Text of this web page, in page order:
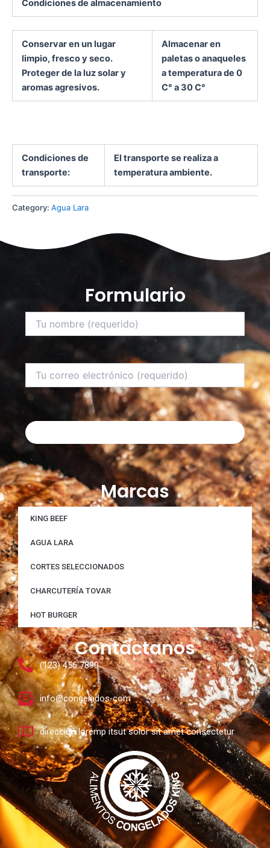
Condiciones de almacenamiento
Conservar en un lugar
limpio, fresco y seco.
Proteger de la luz solar y
aromas agresivos.
Almacenar en
paletas o anaqueles
a temperatura de 0
C° a 30 C°
Condiciones de
transporte:
El transporte se realiza a
temperatura ambiente.
Category: Agua Lara
Formulario
Marcas
KING BEEF
AGUA LARA
CORTES SELECCIONADOS
CHARCUTERÍA TOVAR
HOT BURGER
Contáctanos
(123) 456 7890
info@congelados-com
direccion loremp itsut solor sit amet consectetur